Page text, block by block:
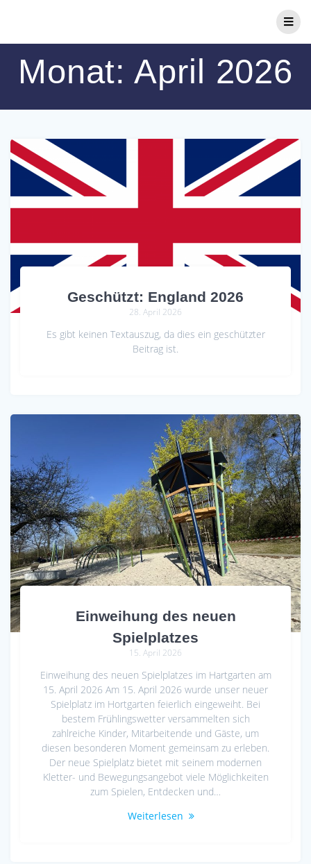
Monat:April 2026
Geschützt: England 2026
28. April 2026
Es gibt keinen Textauszug, da dies ein geschützter
Beitrag ist.
Einweihung des neuen
Spielplatzes
15. April 2026
Einweihung des neuen Spielplatzes im Hartgarten am
15. April 2026 Am 15. April 2026 wurde unser neuer
Spielplatz im Hortgarten feierlich eingeweiht. Bei
bestem Frühlingswetter versammelten sich
zahlreiche Kinder, Mitarbeitende und Gäste, um
diesen besonderen Moment gemeinsam zu erleben.
Der neue Spielplatz bietet mit seinem modernen
Kletter- und Bewegungsangebot viele Möglichkeiten
zum Spielen, Entdecken und…
Weiterlesen